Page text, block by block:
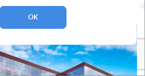
ОК